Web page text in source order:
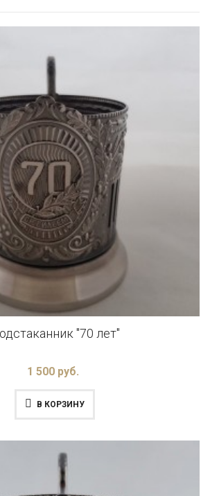
"70 лет"
1 500 руб.
В КОРЗИНУ